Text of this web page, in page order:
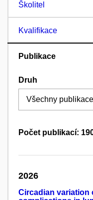
Školitel
Kvalifikace
Publikace
Druh
Počet publikací:
2026
Circadian variation